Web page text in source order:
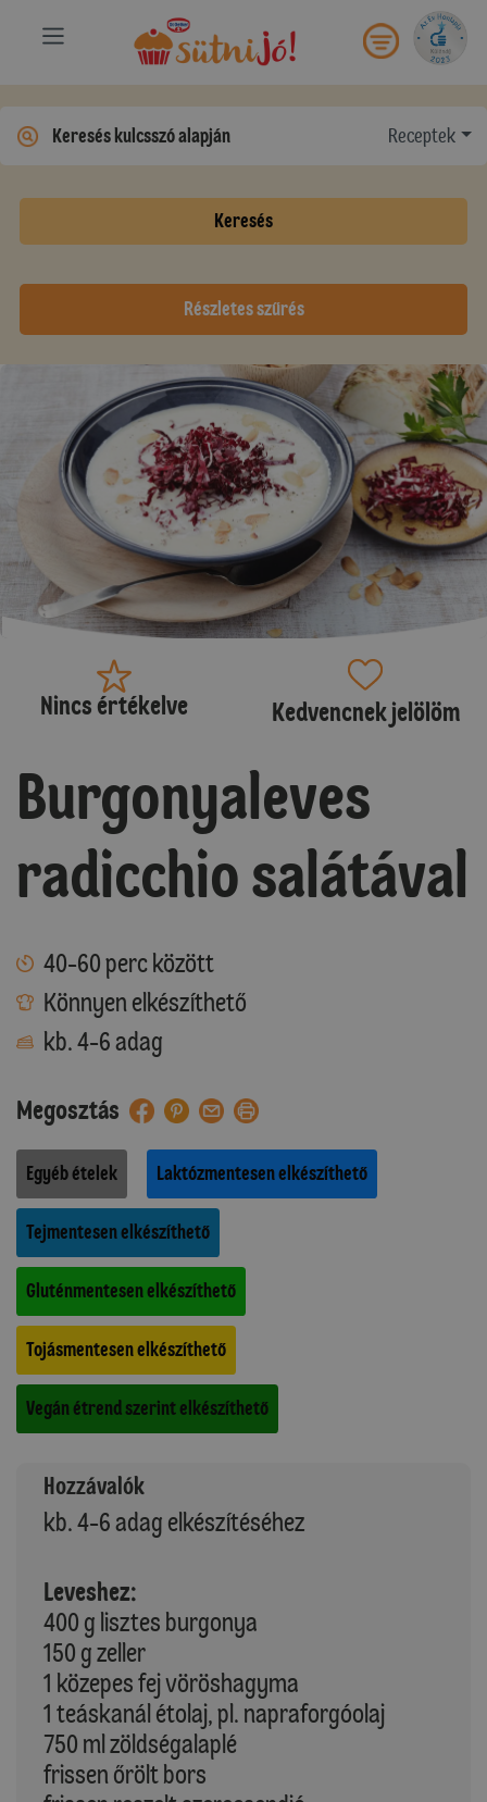
Receptek
Keresés
Részletes szűrés
Nincs értékelve Kedvencnek jelölöm
Burgonyaleves
radicchio salátával
40-60 perc között
Könnyen elkészíthető
kb. 4-6 adag
Megosztás
Egyéb ételek Laktózmentesen elkészíthető
Tejmentesen elkészíthető
Gluténmentesen elkészíthető
Tojásmentesen elkészíthető
Vegán étrend szerint elkészíthető
Hozzávalók
kb. 4-6 adag elkészítéséhez
Leveshez:
400 g lisztes burgonya
150 g zeller
1 közepes fej vöröshagyma
1 teáskanál étolaj, pl. napraforgóolaj
750 ml zöldségalaplé
frissen őrölt bors